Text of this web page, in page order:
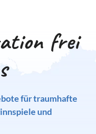
frei
für traumhafte
und